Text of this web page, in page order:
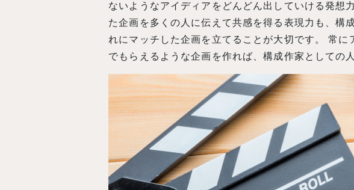
ないようなアイディアをどんどん出していける発想
た企画を多くの人に伝えて共感を得る表現力も、構
れにマッチした企画を立てることが大切です。 常
でもらえるような企画を作れば、構成作家としての